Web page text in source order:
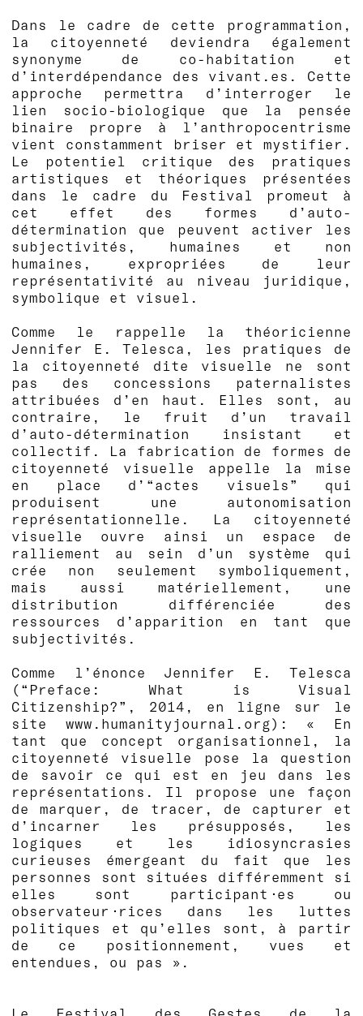
Dans le cadre de cette programmation,
la citoyenneté deviendra également
synonyme de co-habitation et
d’interdépendance des vivant.es. Cette
approche permettra d’interroger le
lien socio-biologique que la pensée
binaire propre à l’anthropocentrisme
vient constamment briser et mystifier.
Le potentiel critique des pratiques
artistiques et théoriques présentées
dans le cadre du Festival promeut à
cet effet des formes d’auto-
détermination que peuvent activer les
subjectivités, humaines et non
humaines, expropriées de leur
représentativité au niveau juridique,
symbolique et visuel.
Comme le rappelle la théoricienne
Jennifer E. Telesca, les pratiques de
la citoyenneté dite visuelle ne sont
pas des concessions paternalistes
attribuées d’en haut. Elles sont, au
contraire, le fruit d’un travail
d’auto-détermination insistant et
collectif. La fabrication de formes de
citoyenneté visuelle appelle la mise
en place d’“actes visuels” qui
produisent une autonomisation
représentationnelle. La citoyenneté
visuelle ouvre ainsi un espace de
ralliement au sein d’un système qui
crée non seulement symboliquement,
mais aussi matériellement, une
distribution différenciée des
ressources d’apparition en tant que
subjectivités.
Comme l’énonce Jennifer E. Telesca
(“Preface: What is Visual
Citizenship?”, 2014, en ligne sur le
site www.humanityjournal.org): « En
tant que concept organisationnel, la
citoyenneté visuelle pose la question
de savoir ce qui est en jeu dans les
représentations. Il propose une façon
de marquer, de tracer, de capturer et
d’incarner les présupposés, les
logiques et les idiosyncrasies
curieuses émergeant du fait que les
personnes sont situées différemment si
elles sont participant·es ou
observateur·rices dans les luttes
politiques et qu’elles sont, à partir
de ce positionnement, vues et
entendues, ou pas ».